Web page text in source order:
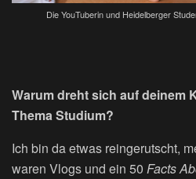
Die YouTuberin und Heidelberger
Warum dreht sich auf deinem
Thema Studium?
Ich bin da etwas reingerutscht,
waren Vlogs und ein 50 Facts